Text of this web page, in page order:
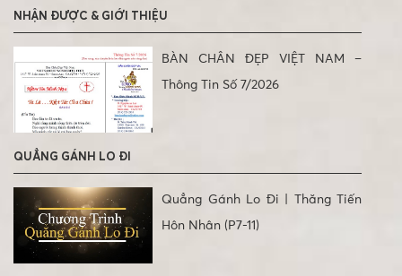
NHẬN ĐƯỢC & GIỚI THIỆU
BÀN CHÂN ĐẸP VIỆT NAM –
Thông Tin Số 7/2026
QUẲNG GÁNH LO ĐI
Quẳng Gánh Lo Đi | Thăng Tiến
Hôn Nhân (P7-11)